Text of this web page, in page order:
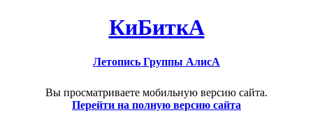
КиБиткА
Летопись Группы АлисА
Вы просматриваете мобильную версию сайта.
Перейти на полную версию сайта